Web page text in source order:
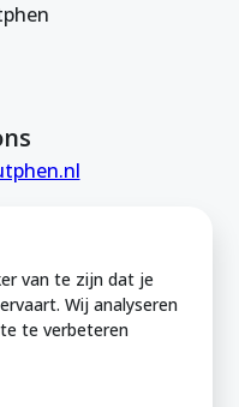
van te zijn dat je
Wij analyseren
te verbeteren
van de
Zutphense